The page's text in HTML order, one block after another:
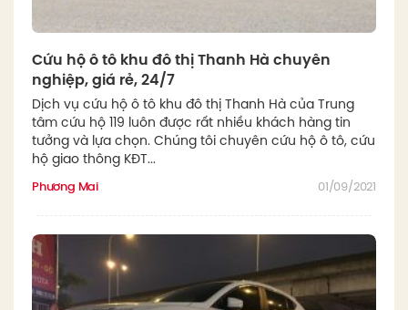
Cứu hộ ô tô khu đô thị Thanh Hà chuyên
nghiệp, giá rẻ, 24/7
Dịch vụ cứu hộ ô tô khu đô thị Thanh Hà của Trung
tâm cứu hộ 119 luôn được rất nhiều khách hàng tin
tưởng và lựa chọn. Chúng tôi chuyên cứu hộ ô tô, cứu
hộ giao thông KĐT...
Phương Mai 01/09/2021